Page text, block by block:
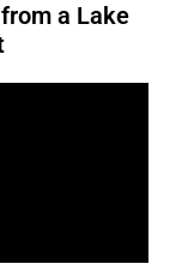
a Lake